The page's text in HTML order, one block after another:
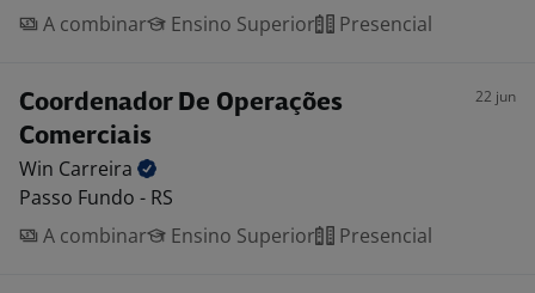
A combinar
Ensino Superior Presencial
Coordenador De Operações
Comerciais
22 jun
Win Carreira
Passo Fundo - RS
A combinar
Ensino Superior Presencial